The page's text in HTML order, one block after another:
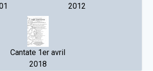
2012
Cantate 1er avril
2018